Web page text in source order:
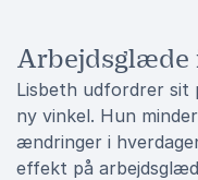
Arbejdsglæde
Lisbeth udfordrer sit
ny vinkel. Hun
ændringer i
effekt på